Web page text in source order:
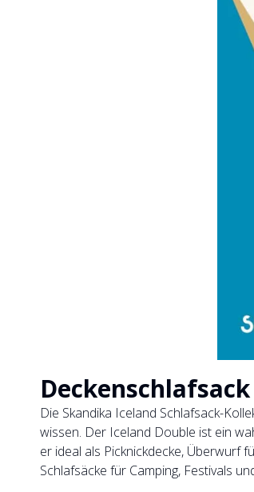
Die Skandika Iceland Schlafsack-
wissen. Der Iceland Double ist ein
er ideal als Picknickdecke, Überwurf
Schlafsäcke für Camping, Festivals